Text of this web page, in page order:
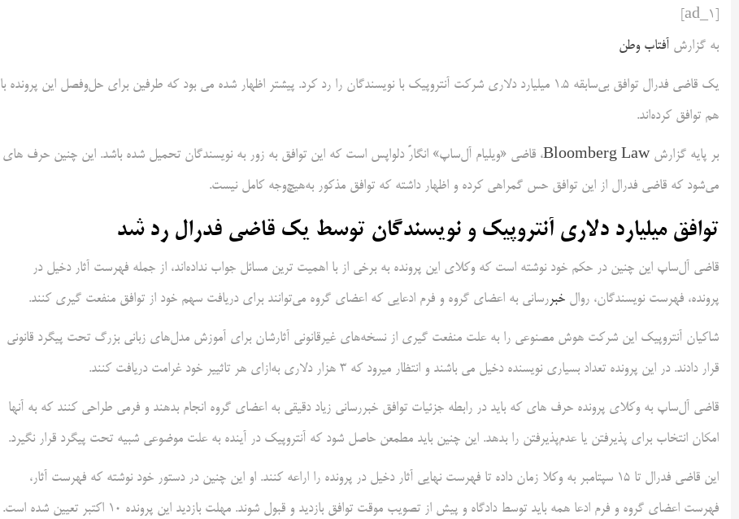
به گزارش آفتاب وطن
یک قاضی فدرال توافق بی‌سابقه ۱.۵ میلیارد دلاری شرکت آنتروپیک با نویسندگان را رد کرد. پیشتر اظهار شده می بود که طرفین برای حل‌وفصل این پرونده با
هم توافق کرده‌اند.
بر پایه گزارشBloomberg Law، قاضی «ویلیام آل‌ساپ» انگارً دلواپس است که این توافق به زور به نویسندگان تحمیل شده باشد. این چنین حرف های
می‌شود که قاضی فدرال از این توافق حس گمراهی کرده و اظهار داشته که توافق مذکور به‌هیچ‌وجه کامل نیست.
توافق میلیارد دلاری آنتروپیک و نویسندگان توسط یک قاضی فدرال رد شد
قاضی آل‌ساپ این چنین در حکم خود نوشته است که وکلای این پرونده به برخی از با اهمیت ترین مسائل جواب نداده‌اند، از جمله فهرست آثار دخیل در
پرونده، فهرست نویسندگان، روال خبر‌رسانی به اعضای گروه و فرم ادعایی که اعضای گروه می‌توانند برای دریافت سهم خود از توافق منفعت گیری کنند.
شاکیان آنتروپیک این شرکت هوش مصنوعی را به علت منفعت گیری از نسخه‌های غیرقانونی آثارشان برای آموزش مدل‌های زبانی بزرگ تحت پیگرد قانونی
قرار دادند. در این پرونده تعداد بسیاری نویسنده دخیل می باشند و انتظار می‎رود که ۳ هزار دلاری به‌ازای هر تاثییر خود غرامت دریافت کنند.
قاضی آل‌ساپ به وکلای پرونده حرف های که باید در رابطه جزئیات توافق خبر‌رسانی زیاد دقیقی به اعضای گروه انجام بدهند و فرمی طراحی کنند که به آنها
امکان انتخاب برای پذیرفتن یا عدم‌پذیرفتن را بدهد. این چنین باید مطمعن حاصل شود که آنتروپیک در آینده به علت موضوعی شبیه تحت پیگرد قرار نگیرد.
این قاضی فدرال تا ۱۵ سپتامبر به وکلا زمان داده تا فهرست نهایی آثار دخیل در پرونده را اراعه کنند. او این چنین در دستور خود نوشته که فهرست آثار،
فهرست اعضای گروه و فرم ادعا همه باید توسط دادگاه و پیش از تصویب موقت توافق بازدید و قبول شوند. مهلت بازدید این پرونده ۱۰ اکتبر تعیین شده است.